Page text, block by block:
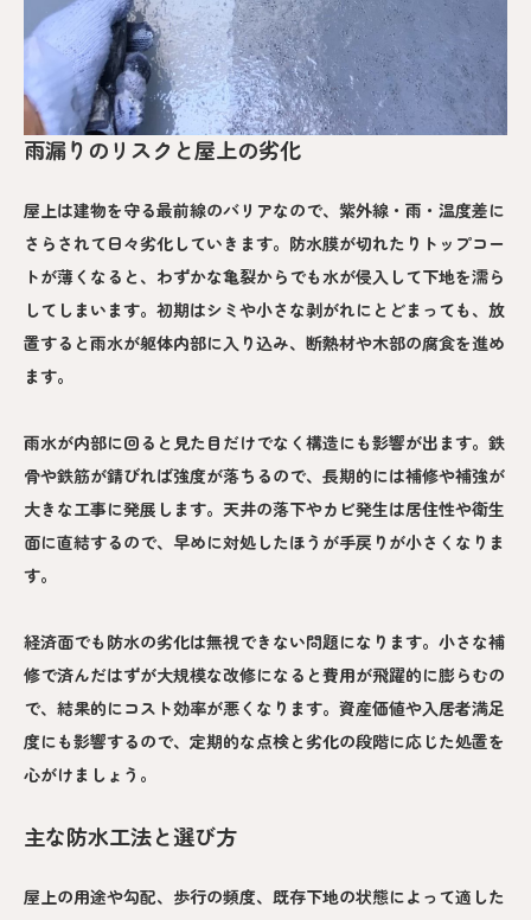
雨漏りのリスクと屋上の劣化
屋上は建物を守る最前線のバリアなので、紫外線・雨・温度差に
さらされて日々劣化していきます。防水膜が切れたりトップコー
トが薄くなると、わずかな亀裂からでも水が侵入して下地を濡ら
してしまいます。初期はシミや小さな剥がれにとどまっても、放
置すると雨水が躯体内部に入り込み、断熱材や木部の腐食を進め
ます。
雨水が内部に回ると見た目だけでなく構造にも影響が出ます。鉄
骨や鉄筋が錆びれば強度が落ちるので、長期的には補修や補強が
大きな工事に発展します。天井の落下やカビ発生は居住性や衛生
面に直結するので、早めに対処したほうが手戻りが小さくなりま
す。
経済面でも防水の劣化は無視できない問題になります。小さな補
修で済んだはずが大規模な改修になると費用が飛躍的に膨らむの
で、結果的にコスト効率が悪くなります。資産価値や入居者満足
度にも影響するので、定期的な点検と劣化の段階に応じた処置を
心がけましょう。
主な防水工法と選び方
屋上の用途や勾配、歩行の頻度、既存下地の状態によって適した